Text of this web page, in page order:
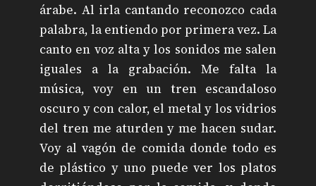
árabe. Al irla cantando reconozco cada
palabra, la entiendo por primera vez. La
canto en voz alta y los sonidos me salen
iguales a la grabación. Me falta la
música, voy en un tren escandaloso
oscuro y con calor, el metal y los vidrios
del tren me aturden y me hacen sudar.
Voy al vagón de comida donde todo es
de plástico y uno puede ver los platos